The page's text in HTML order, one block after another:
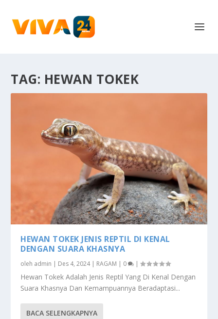
TAG: HEWAN TOKEK
HEWAN TOKEK JENIS REPTIL DI KENAL
DENGAN SUARA KHASNYA
oleh admin | Des 4, 2024| RAGAM | 0 |
Hewan Tokek Adalah Jenis Reptil Yang Di Kenal Dengan
Suara Khasnya Dan Kemampuannya Beradaptasi...
BACA SELENGKAPNYA